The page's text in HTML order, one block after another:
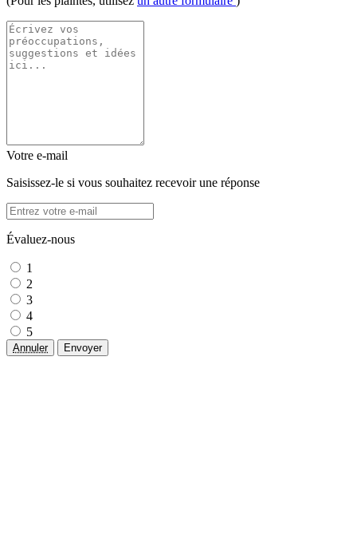
Votre e-mail
Saisissez-le si vous souhaitez recevoir une réponse
Évaluez-nous
1
2
3
4
5
Annuler Envoyer